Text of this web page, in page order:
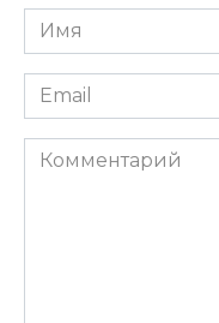
Имя
*
Email
*
Комментарий